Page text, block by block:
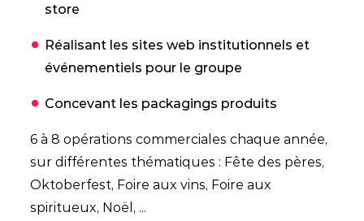
store
Réalisant les sites web institutionnels et
événementiels pour le groupe
Concevant les packagings produits
6 à 8 opérations commerciales chaque année,
sur différentes thématiques : Fête des pères,
Oktoberfest, Foire aux vins, Foire aux
spiritueux, Noël, ...